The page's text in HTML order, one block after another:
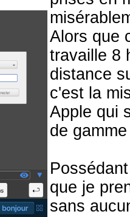
Alors que
travaille 8
distance
c'est la
Apple qui
de
que je
sans